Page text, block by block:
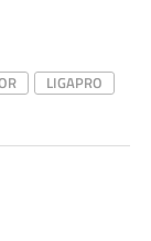
LIGAPRO